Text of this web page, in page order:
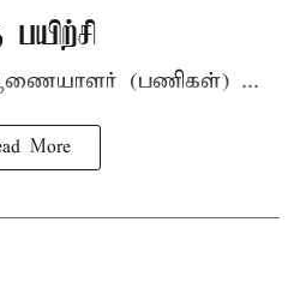
(பணிகள்) ...
More